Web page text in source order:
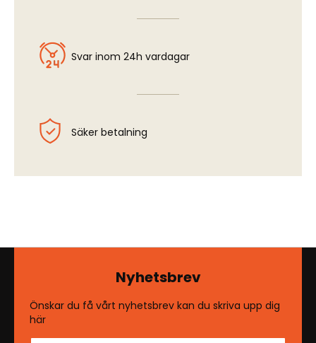
Svar inom 24h vardagar
Säker betalning
Nyhetsbrev
Önskar du få vårt nyhetsbrev kan du skriva upp dig
här